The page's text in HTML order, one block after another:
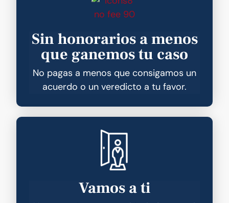
Sin honorarios a menos
que ganemos tu caso
No pagas a menos que consigamos un
acuerdo o un veredicto a tu favor.
Vamos a ti